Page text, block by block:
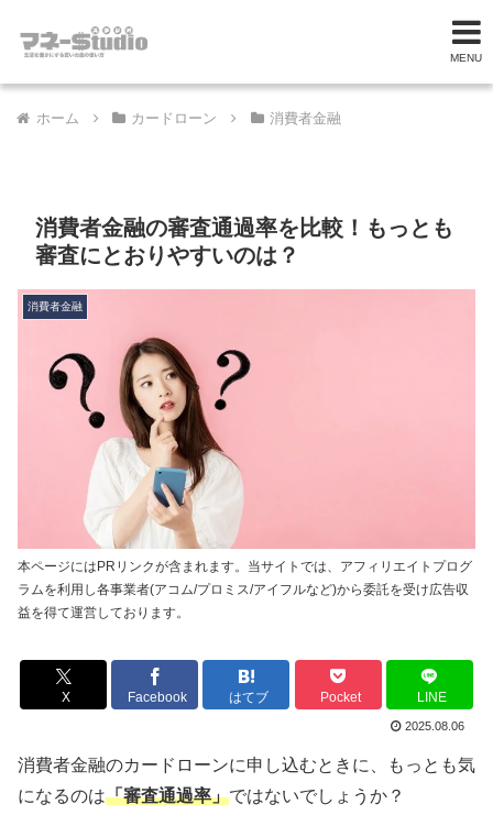
MENU
ホーム カードローン 消費者金融
消費者金融の審査通過率を比較！もっとも
審査にとおりやすいのは？
本ページにはPRリンクが含まれます。当サイトでは、アフィリエイトプログ
ラムを利用し各事業者(アコム/プロミス/アイフルなど)から委託を受け広告収
益を得て運営しております。
消費者金融
X Facebook はてブ Pocket LINE
2025.08.06
消費者金融のカードローンに申し込むときに、もっとも気
になるのは「審査通過率」ではないでしょうか？